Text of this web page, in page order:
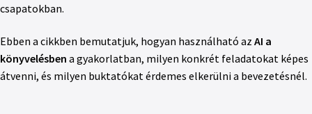
csapatokban.
Ebben a cikkben bemutatjuk, hogyan használható az AI a
könyvelésben a gyakorlatban, milyen konkrét feladatokat képes
átvenni, és milyen buktatókat érdemes elkerülni a bevezetésnél.